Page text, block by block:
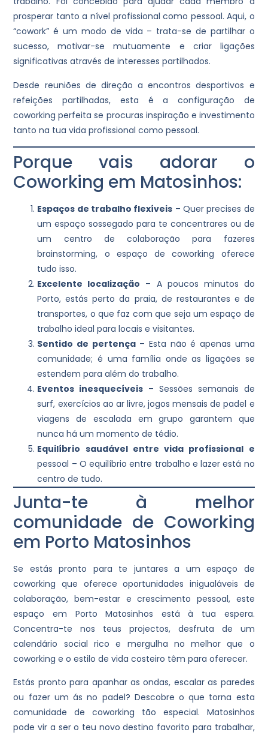
prosperar tanto a nível profissional como pessoal. Aqui, o
“cowork” é um modo de vida – trata-se de partilhar o
sucesso, motivar-se mutuamente e criar ligações
significativas através de interesses partilhados.
Desde reuniões de direção a encontros desportivos e
refeições partilhadas, esta é a configuração de
coworking perfeita se procuras inspiração e investimento
tanto na tua vida profissional como pessoal.
Porque vais adorar o
Coworking em Matosinhos:
Espaços de trabalho flexíveis – Quer precises de
um espaço sossegado para te concentrares ou de
um centro de colaboração para fazeres
brainstorming, o espaço de coworking oferece
tudo isso.
Excelente localização – A poucos minutos do
Porto, estás perto da praia, de restaurantes e de
transportes, o que faz com que seja um espaço de
trabalho ideal para locais e visitantes.
Sentido de pertença– Esta não é apenas uma
comunidade; é uma família onde as ligações se
estendem para além do trabalho.
Eventos inesquecíveis – Sessões semanais de
surf, exercícios ao ar livre, jogos mensais de padel e
viagens de escalada em grupo garantem que
nunca há um momento de tédio.
Equilíbrio saudável entre vida profissional e
pessoal – O equilíbrio entre trabalho e lazer está no
centro de tudo.
Junta-te à melhor
comunidade de Coworking
em Porto Matosinhos
Se estás pronto para te juntares a um espaço de
coworking que oferece oportunidades inigualáveis de
colaboração, bem-estar e crescimento pessoal, este
espaço em Porto Matosinhos está à tua espera.
Concentra-te nos teus projectos, desfruta de um
calendário social rico e mergulha no melhor que o
coworking e o estilo de vida costeiro têm para oferecer.
Estás pronto para apanhar as ondas, escalar as paredes
ou fazer um ás no padel? Descobre o que torna esta
comunidade de coworking tão especial. Matosinhos
pode vir a ser o teu novo destino favorito para trabalhar,